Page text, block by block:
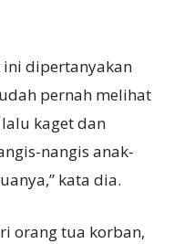
ini dipertanyakan
pernah melihat
kaget dan
nangis anak-
kata dia.
orang tua korban,